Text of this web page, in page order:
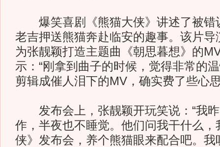
爆笑喜剧《熊猫大侠》讲述了被错
老吉押送熊猫奔赴临安的趣事。该片导
为张靓颖打造主题曲《朝思暮想》的
示：“刚拿到曲子的时候，觉得非常的
剪辑成催人泪下的MV，确实费了些心
发布会上，张靓颖开玩笑说：“我昨
作，半夜也不睡觉。他们问我干什么，
侠》发布会，养个熊猫眼来配合吧。我